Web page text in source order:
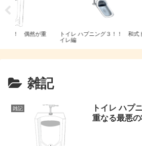
！ 和式ト
ａｉｋｏ グリコ カフェオーレ 告知
ポスター
雑記
雑記
トイレ ハプ
重なる最悪の